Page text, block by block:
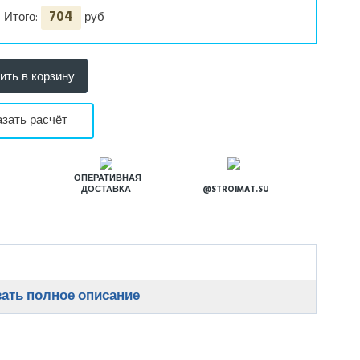
Итого: 704 руб
расчёт
ОПЕРАТИВНАЯ
ДОСТАВКА
@STROIMAT.SU
полное описание